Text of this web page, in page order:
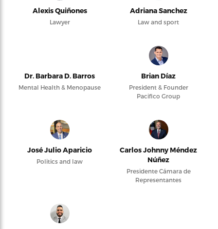
Alexis Quiñones
Lawyer
Adriana Sanchez
Law and sport
Dr. Barbara D. Barros
Mental Health & Menopause
Brian Díaz
President & Founder
Pacifico Group
José Julio Aparicio
Politics and law
Carlos Johnny Méndez
Núñez
Presidente Cámara de
Representantes